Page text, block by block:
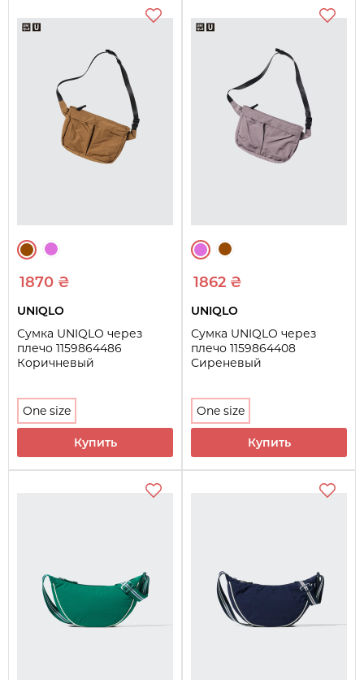
1870 ₴
UNIQLO
Сумка UNIQLO через
плечо 1159864486
Коричневый
One size
Купить
1862 ₴
UNIQLO
Сумка UNIQLO через
плечо 1159864408
Сиреневый
One size
Купить